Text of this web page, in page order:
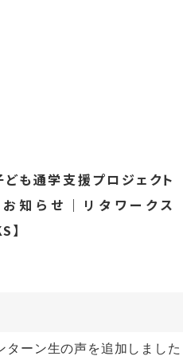
も通学支援プロジェクト
知らせ｜リタワークス
】